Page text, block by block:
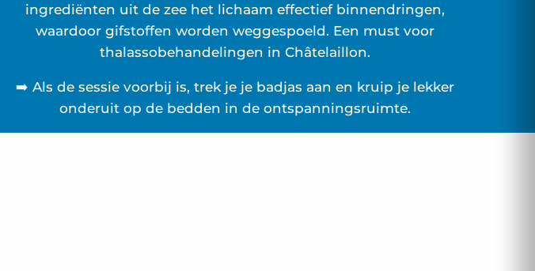
ingrediënten uit de zee het lichaam effectief binnendringen,
waardoor gifstoffen worden weggespoeld. Een must voor
thalassobehandelingen in Châtelaillon.
➡️ Als de sessie voorbij is, trek je je badjas aan en kruip je lekker
onderuit op de bedden in de ontspanningsruimte.